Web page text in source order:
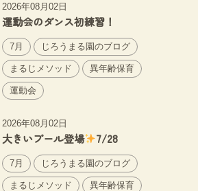
2026年08月02日
運動会のダンス初練習！
7月 じろうまる園のブログ
まるじメソッド 異年齢保育
運動会
2026年08月02日
大きいプール登場 7/28
7月 じろうまる園のブログ
まるじメソッド 異年齢保育